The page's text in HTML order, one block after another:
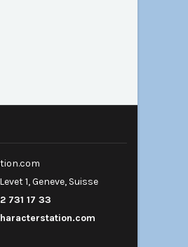
1, Geneve, Suisse
731 17 33